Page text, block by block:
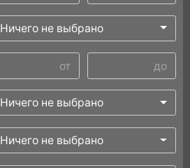
Ничего не выбрано
Ничего не выбрано
Ничего не выбрано